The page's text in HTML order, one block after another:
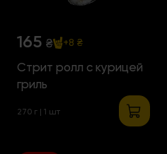
165 ₴ +8 ₴
Стрит ролл с курицей
гриль
270 г | 1 шт